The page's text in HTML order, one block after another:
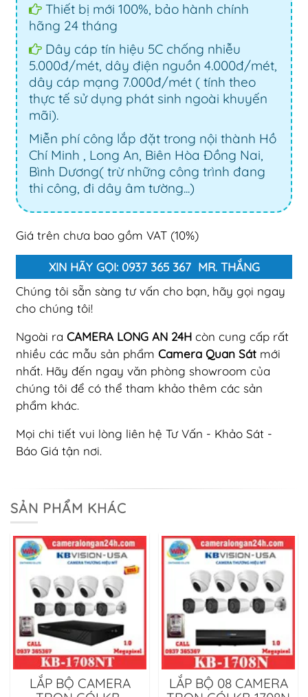
Thiết bị mới 100%, bảo hành chính
hãng 24 tháng
Dây cáp tín hiệu 5C chống nhiễu
5.000đ/mét, dây điện nguồn 4.000đ/mét,
dây cáp mạng 7.000đ/mét ( tính theo
thực tế sử dụng phát sinh ngoài khuyến
mãi).
Miễn phí công lắp đặt trong nội thành Hồ
Chí Minh , Long An, Biên Hòa Đồng Nai,
Bình Dương( trừ những công trình đang
thi công, đi dây âm tường...)
Giá trên chưa bao gồm VAT (10%)
XIN HÃY GỌI: 0937 365 367 MR. THẮNG
Chúng tôi sẵn sàng tư vấn cho bạn, hãy gọi ngay
cho chúng tôi!
Ngoài ra CAMERA LONG AN 24H còn cung cấp rất
nhiều các mẫu sản phẩm Camera Quan Sát mới
nhất. Hãy đến ngay văn phòng showroom của
chúng tôi để có thể tham khảo thêm các sản
phẩm khác.
Mọi chi tiết vui lòng liên hệ Tư Vấn - Khảo Sát -
Báo Giá tận nơi.
SẢN PHẨM KHÁC
LẮP BỘ CAMERA
LẮP BỘ 08 CAMERA